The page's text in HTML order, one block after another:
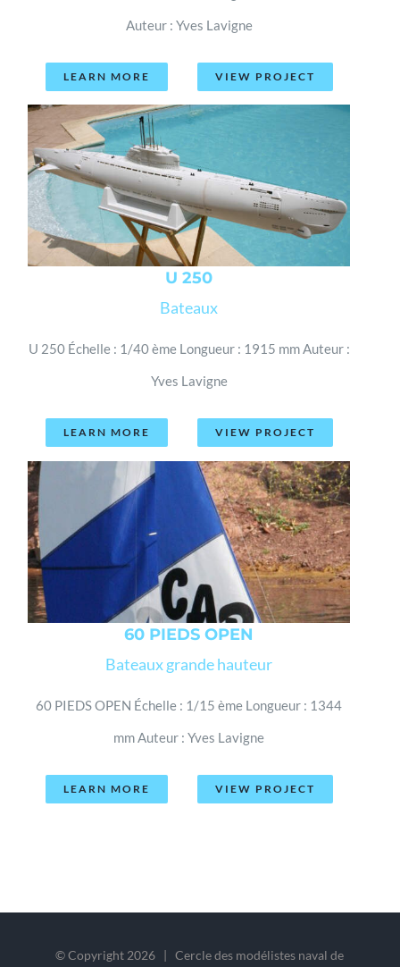
Auteur : Yves Lavigne
LEARN MORE VIEW PROJECT
U 250
Bateaux
U 250 Échelle : 1/40 ème Longueur : 1915 mm Auteur :
Yves Lavigne
LEARN MORE VIEW PROJECT
60 PIEDS OPEN
Bateaux grande hauteur
60 PIEDS OPEN Échelle : 1/15 ème Longueur : 1344
mm Auteur : Yves Lavigne
LEARN MORE VIEW PROJECT
© Copyright 2026 | Cercle des modélistes naval de